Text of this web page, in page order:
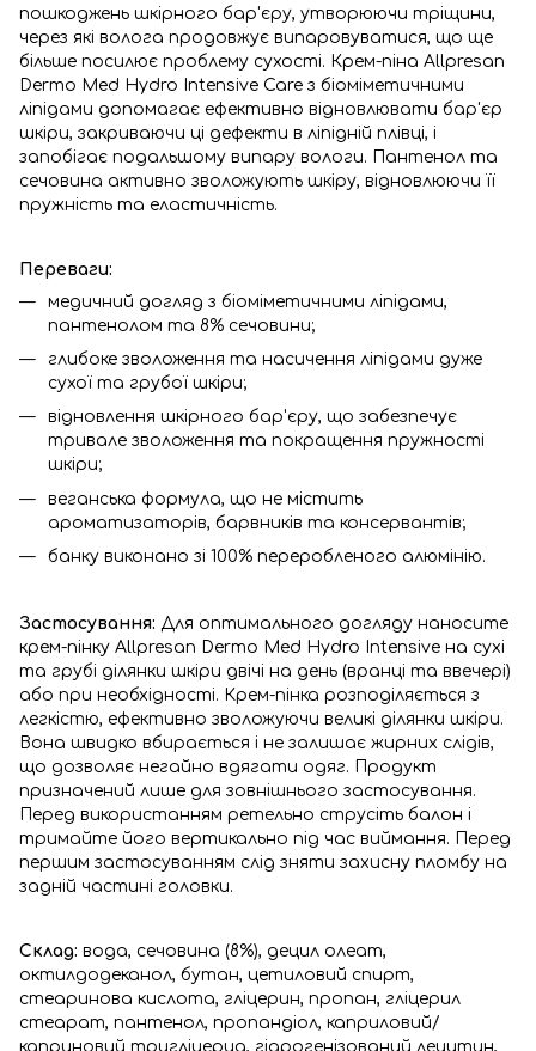
пошкоджень шкірного бар'єру, утворюючи тріщини,
через які волога продовжує випаровуватися, що ще
більше посилює проблему сухості. Крем-піна Allpresan
Dermo Med Hydro Intensive Care з біоміметичними
ліпідами допомагає ефективно відновлювати бар'єр
шкіри, закриваючи ці дефекти в ліпідній плівці, і
запобігає подальшому випару вологи. Пантенол та
сечовина активно зволожують шкіру, відновлюючи її
пружність та еластичність.
Переваги:
медичний догляд з біоміметичними ліпідами,
пантенолом та 8% сечовини;
глибоке зволоження та насичення ліпідами дуже
сухої та грубої шкіри;
відновлення шкірного бар'єру, що забезпечує
тривале зволоження та покращення пружності
шкіри;
веганська формула, що не містить
ароматизаторів, барвників та консервантів;
банку виконано зі 100% переробленого алюмінію.
Застосування: Для оптимального догляду наносите
крем-пінку Allpresan Dermo Med Hydro Intensive на сухі
та грубі ділянки шкіри двічі на день (вранці та ввечері)
або при необхідності. Крем-пінка розподіляється з
легкістю, ефективно зволожуючи великі ділянки шкіри.
Вона швидко вбирається і не залишає жирних слідів,
що дозволяє негайно вдягати одяг. Продукт
призначений лише для зовнішнього застосування.
Перед використанням ретельно струсіть балон і
тримайте його вертикально під час виймання. Перед
першим застосуванням слід зняти захисну пломбу на
задній частині головки.
Склад: вода, сечовина (8%), децил олеат,
октилдодеканол, бутан, цетиловий спирт,
стеаринова кислота, гліцерин, пропан, гліцерил
стеарат, пантенол, пропандіол, каприловий/
каприновий тригліцерид, гідрогенізований лецитин,